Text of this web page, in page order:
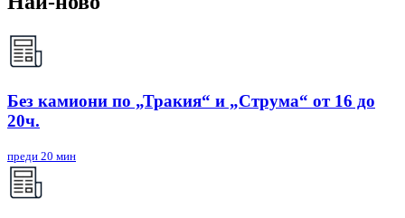
Без камиони по „Тракия“ и „Струма“ от 16 до
20ч.
преди 20 мин